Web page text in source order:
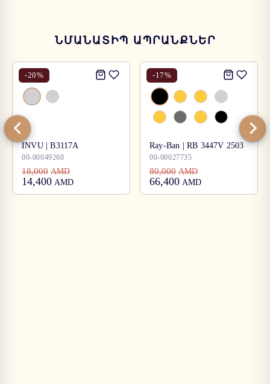
ՆՄԱՆԱՏԻՊ ԱՊՐԱՆՔՆԵՐ
-20%
INVU | B3117A
00-00049260
18,000 AMD
14,400 AMD
-17%
Ray-Ban | RB 3447V 2503
00-00027735
80,000 AMD
66,400 AMD